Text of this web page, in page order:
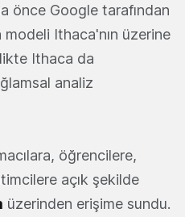
önce Google tarafından
Ithaca'nın üzerine
Ithaca da
analiz
öğrencilere,
açık şekilde
üzerinden erişime sundu.